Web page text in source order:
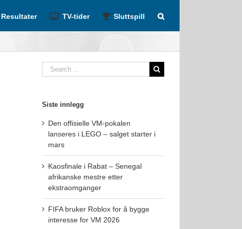
Resultater TV-tider Sluttspill
Search
for:
Siste innlegg
Den offisielle VM-pokalen
lanseres i LEGO – salget starter i
mars
Kaosfinale i Rabat – Senegal
afrikanske mestre etter
ekstraomganger
FIFA bruker Roblox for å bygge
interesse for VM 2026